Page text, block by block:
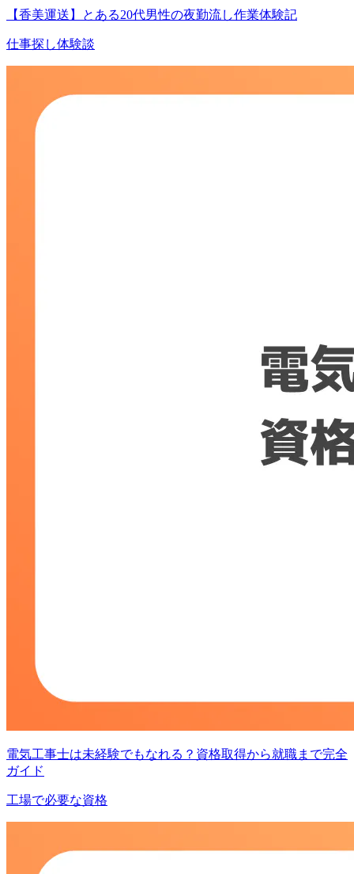
【香美運送】とある20代男性の夜勤流し作業体験記
仕事探し体験談
電気工事士は未経験でもなれる？資格取得から就職まで完全
ガイド
工場で必要な資格